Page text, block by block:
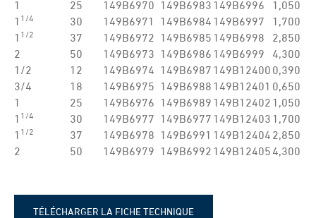
1
25 149B6970 149B6983 149B6996
1,050
1 1/4 30 149B6971 149B6984 149B6997
1,700
1 1/2 37 149B6972 149B6985 149B6998
2,850
2
50 149B6973 149B6986 149B6999
4,300
1/2
12 149B6974 149B6987 149B12400 0,390
3/4
18 149B6975 149B6988 149B12401 0,650
1
25 149B6976 149B6989 149B12402 1,050
1 1/4 30 149B6977 149B6977 149B12403 1,700
1 1/2 37 149B6978 149B6991 149B12404 2,850
2
50 149B6979 149B6992 149B12405 4,300
TÉLÉCHARGER LA FICHE TECHNIQUE